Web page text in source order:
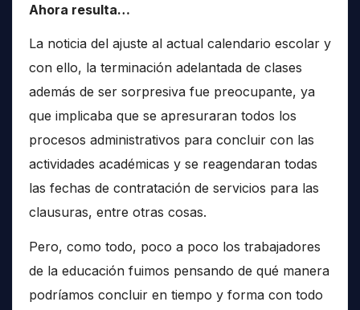
Ahora resulta…
La noticia del ajuste al actual calendario escolar y
con ello, la terminación adelantada de clases
además de ser sorpresiva fue preocupante, ya
que implicaba que se apresuraran todos los
procesos administrativos para concluir con las
actividades académicas y se reagendaran todas
las fechas de contratación de servicios para las
clausuras, entre otras cosas.
Pero, como todo, poco a poco los trabajadores
de la educación fuimos pensando de qué manera
podríamos concluir en tiempo y forma con todo